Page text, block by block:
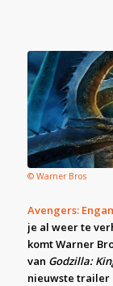
© Warner Bros
Avengers:
je al weer te
komt Warner
van Godzilla:
nieuwste trailer